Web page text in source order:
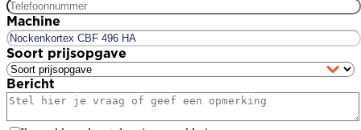
Machine
Soort prijsopgave
Bericht